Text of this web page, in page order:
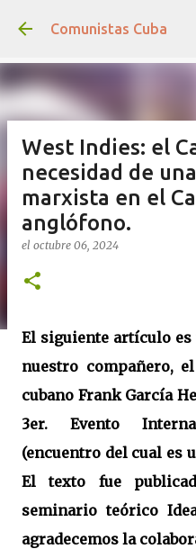
Ir al
Comunistas Cuba
West Indies: el
necesidad de
marxista en el
anglófono.
el octubre 06, 2024
El siguiente artículo es
nuestro compañero,
cubano Frank García
3er. Evento
(encuentro del cual es
El texto fue
seminario teórico
agradecemos la